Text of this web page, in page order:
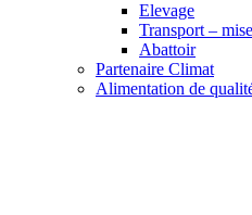
Elevage
Transport –
Abattoir
Partenaire Climat
Alimentation de